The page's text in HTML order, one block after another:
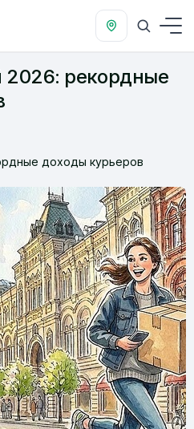
2026: рекордные
доходы курьеров